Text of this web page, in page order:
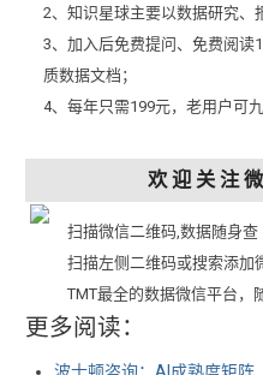
2、知识星球主要以数据研究、
3、加入后免费提问、免费阅读
质数据文档；
4、每年只需199元，老用户可九
欢 迎 关 注
扫描微信二维码,数据随身查
扫描左侧二维码或搜索添加
TMT最全的数据微信平台，
更多阅读：
波士顿咨询：AI成熟度矩阵